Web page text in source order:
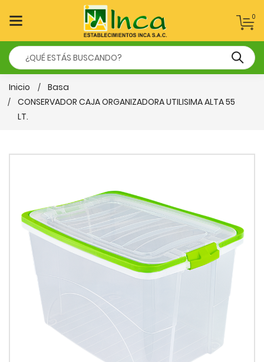
0
Inicio
Basa
CONSERVADOR CAJA ORGANIZADORA UTILISIMA ALTA 55
LT.